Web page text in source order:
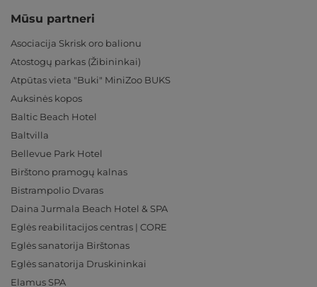
Mūsu partneri
Asociacija Skrisk oro balionu
Atostogų parkas (Žibininkai)
Atpūtas vieta "Buki" MiniZoo BUKS
Auksinės kopos
Baltic Beach Hotel
Baltvilla
Bellevue Park Hotel
Birštono pramogų kalnas
Bistrampolio Dvaras
Daina Jurmala Beach Hotel & SPA
Eglės reabilitacijos centras | CORE
Eglės sanatorija Birštonas
Eglės sanatorija Druskininkai
Elamus SPA